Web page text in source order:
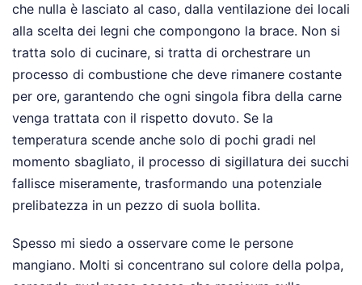
che nulla è lasciato al caso, dalla ventilazione dei locali
alla scelta dei legni che compongono la brace. Non si
tratta solo di cucinare, si tratta di orchestrare un
processo di combustione che deve rimanere costante
per ore, garantendo che ogni singola fibra della carne
venga trattata con il rispetto dovuto. Se la
temperatura scende anche solo di pochi gradi nel
momento sbagliato, il processo di sigillatura dei succhi
fallisce miseramente, trasformando una potenziale
prelibatezza in un pezzo di suola bollita.
Spesso mi siedo a osservare come le persone
mangiano. Molti si concentrano sul colore della polpa,